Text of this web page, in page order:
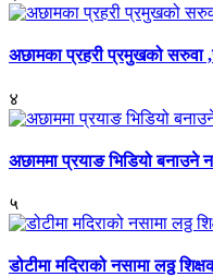
अछामका प्रहरी प्रमुखको
४
अछाममा प्रयाङ भिडियो बनाउने
५
डोटीमा मदिराको नसामा लठ्ठ